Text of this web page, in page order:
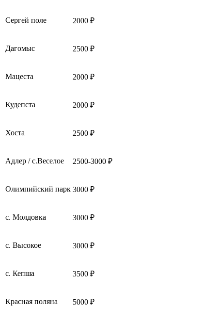
Сергей поле 2000 ₽
Дагомыс 2500 ₽
Мацеста 2000 ₽
Кудепста 2000 ₽
Хоста 2500 ₽
Адлер / с.Веселое 2500-3000 ₽
Олимпийский парк 3000 ₽
с. Молдовка 3000 ₽
с. Высокое 3000 ₽
с. Кепша 3500 ₽
Красная поляна 5000 ₽